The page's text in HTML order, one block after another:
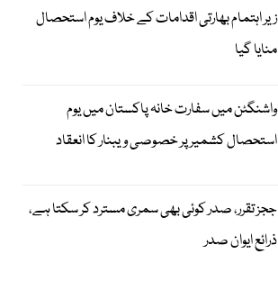
زیر اہتمام بھارتی اقدامات کے خلاف یوم استحصال
منایا گیا
واشنگٹن میں سفارت خانہ پاکستان میں یوم
استحصال کشمیر پر خصوصی ویبنار کا انعقاد
ججز تقرر، صدر کوئی بھی سمری مسترد کر سکتا ہے،
ذرائع ایوان صدر